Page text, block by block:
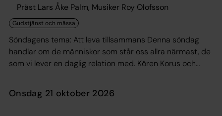
Präst Lars Åke Palm, Musiker Roy Olofsson
Söndagens tema: Att leva tillsammans Denna söndag
handlar om de människor som står oss allra närmast, de
som vi lever en daglig relation med. Kören Korus och
onsdag 21 oktober 2026